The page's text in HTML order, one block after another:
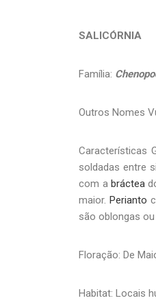
SALICÓRNIA
Família:
Outros Nomes
Características
soldadas entre
com a bráctea
maior.Perianto
são oblongas
Floração: De
Habitat: Locais